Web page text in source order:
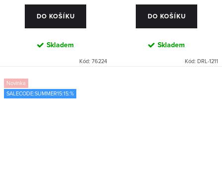
DO KOŠÍKU
Skladem
Kód: 76224
DO KOŠÍKU
Skladem
Kód: DRL-1211
Novinka
SALECODE:SUMMER15:15:%